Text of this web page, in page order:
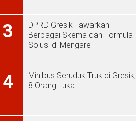
3
DPRD Gresik Tawarkan
Berbagai Skema dan Formula
Solusi di Mengare
4
Minibus Seruduk Truk di Gresik,
8 Orang Luka